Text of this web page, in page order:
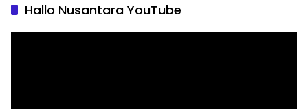
Hallo Nusantara YouTube